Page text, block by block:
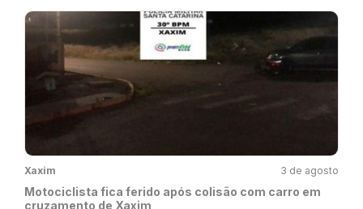
Xaxim 3 de agosto
Motociclista fica ferido após colisão com carro em
cruzamento de Xaxim